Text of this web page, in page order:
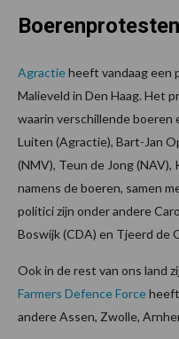
Agractieheeft vandaag een
Malieveld in Den Haag. Het
waarin verschillende boeren
Luiten (Agractie), Bart-Jan
(NMV), Teun de Jong
namens de boeren, samen
politici zijn onder andere
Boswijk (CDA) en Tjeerd de
Ook in de rest van ons land
Farmers Defence Force
andere Assen, Zwolle,